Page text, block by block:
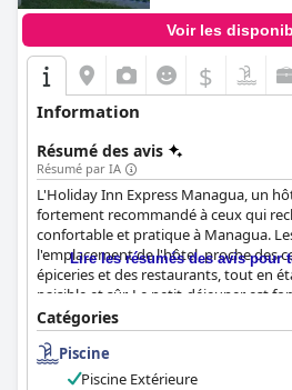
Voir les
$
Information
Résumé des avis
Résumé par IA
L'Holiday Inn Express Managua, un
fortement recommandé à ceux qui
confortable et pratique à Managua.
l'emplacement de l'hôtel, proche des
épiceries et des restaurants, tout en
paisible et sûr. Le petit-déjeuner est
clients appréciant les options de
nicaraguayens et américains. Les
modernes et propres, avec des lits
efficaces pour un sommeil réparateur.
Lire les résumés des avis pour
Catégories
Piscine
Piscine Extérieure